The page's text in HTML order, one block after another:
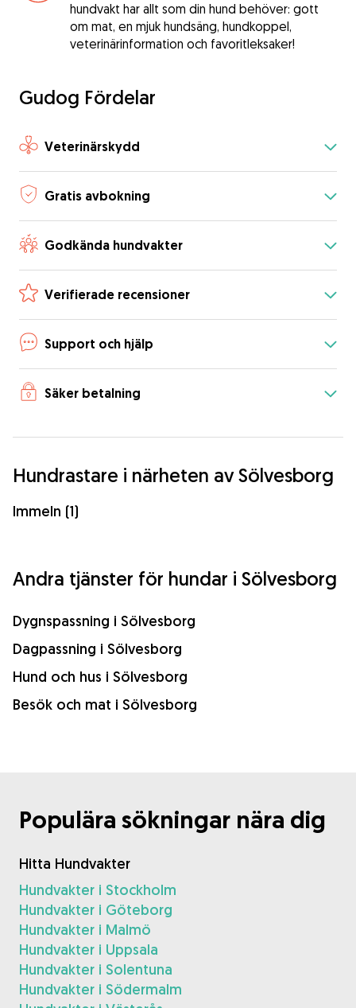
hundvakt har allt som din hund behöver: gott
om mat, en mjuk hundsäng, hundkoppel,
veterinärinformation och favoritleksaker!
Gudog Fördelar
Veterinärskydd
Gratis avbokning
Godkända hundvakter
Verifierade recensioner
Support och hjälp
Säker betalning
Hundrastare i närheten av Sölvesborg
Immeln (1)
Andra tjänster för hundar i Sölvesborg
Dygnspassning i Sölvesborg
Dagpassning i Sölvesborg
Hund och hus i Sölvesborg
Besök och mat i Sölvesborg
Populära sökningar nära dig
Hitta Hundvakter
Hundvakter i Stockholm
Hundvakter i Göteborg
Hundvakter i Malmö
Hundvakter i Uppsala
Hundvakter i Solentuna
Hundvakter i Södermalm